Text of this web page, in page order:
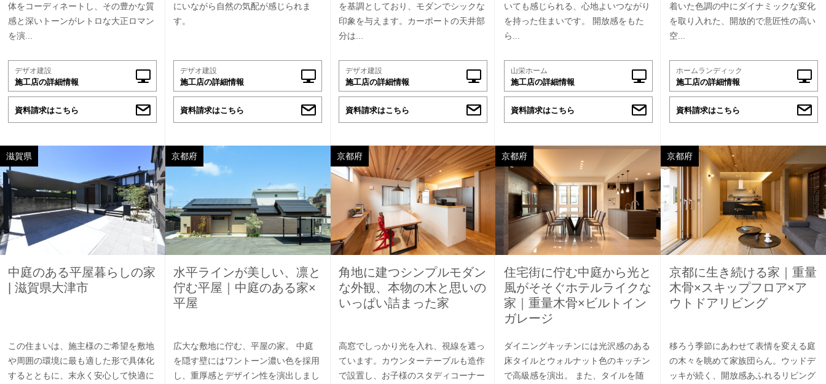
体をコーディネートし、その豊かな質
感と深いトーンがレトロな大正ロマン
を演...
デザオ建設
施工店の詳細情報
資料請求はこちら
にいながら自然の気配が感じられま
す。
デザオ建設
施工店の詳細情報
資料請求はこちら
を基調としており、モダンでシックな
印象を与えます。カーポートの天井部
分は...
デザオ建設
施工店の詳細情報
資料請求はこちら
いても感じられる、心地よいつながり
を持った住まいです。 開放感をもた
ら...
山栄ホーム
施工店の詳細情報
資料請求はこちら
着いた色調の中にダイナミックな変化
を取り入れた、開放的で意匠性の高い
空...
ホームランディック
施工店の詳細情報
資料請求はこちら
滋賀県
中庭のある平屋暮らしの家
| 滋賀県大津市
この住まいは、施主様のご希望を敷地
や周囲の環境に最も適した形で具体化
するとともに、末永く安心して快適に
京都府
水平ラインが美しい、凛と
佇む平屋｜中庭のある家×
平屋
広大な敷地に佇む、平屋の家。 中庭
を隠す壁にはワントーン濃い色を採用
し、重厚感とデザイン性を演出しまし
京都府
角地に建つシンプルモダン
な外観、本物の木と思いの
いっぱい詰まった家
高窓でしっかり光を入れ、視線を遮っ
ています。カウンターテーブルも造作
で設置し、お子様のスタディコーナー
京都府
住宅街に佇む中庭から光と
風がそそぐホテルライクな
家｜重量木骨×ビルトイン
ガレージ
ダイニングキッチンには光沢感のある
床タイルとウォルナット色のキッチン
で高級感を演出。 また、タイルを随
京都府
京都に生き続ける家｜重量
木骨×スキップフロア×ア
ウトドアリビング
移ろう季節にあわせて表情を変える庭
の木々を眺めて家族団らん。ウッドデ
ッキが続く、開放感あふれるリビング